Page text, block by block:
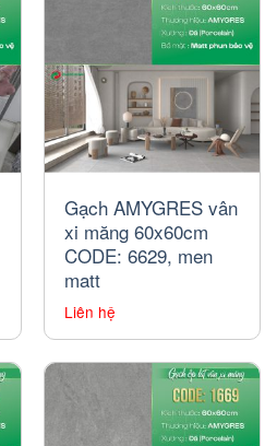
Gạch AMYGRES vân
xi măng 60x60cm
CODE: 6629, men
matt
Liên hệ